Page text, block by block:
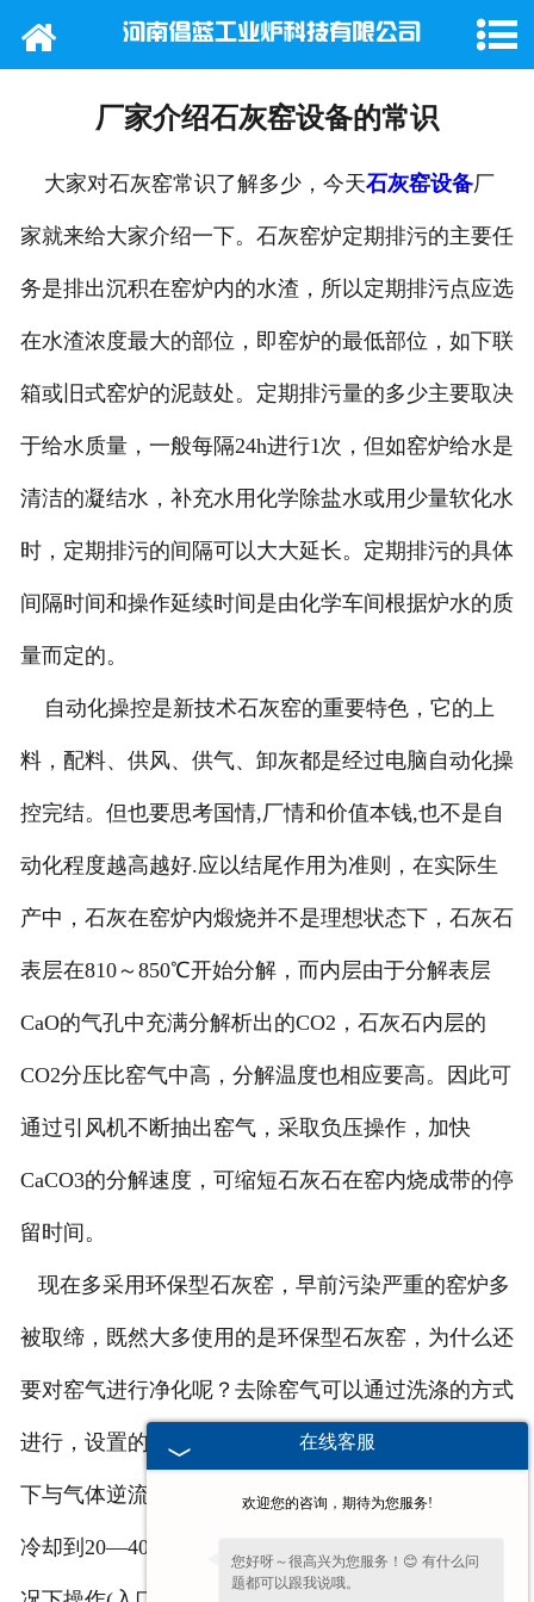
网站首页
新闻动态
行业新闻
工程案例
联系我们
厂家介绍石灰窑设备的常识
大家对石灰窑常识了解多少，今天石灰窑设备厂
家就来给大家介绍一下。石灰窑炉定期排污的主要任
务是排出沉积在窑炉内的水渣，所以定期排污点应选
在水渣浓度最大的部位，即窑炉的最低部位，如下联
箱或旧式窑炉的泥鼓处。定期排污量的多少主要取决
于给水质量，一般每隔24h进行1次，但如窑炉给水是
清洁的凝结水，补充水用化学除盐水或用少量软化水
时，定期排污的间隔可以大大延长。定期排污的具体
间隔时间和操作延续时间是由化学车间根据炉水的质
量而定的。
自动化操控是新技术石灰窑的重要特色，它的上
料，配料、供风、供气、卸灰都是经过电脑自动化操
控完结。但也要思考国情,厂情和价值本钱,也不是自
动化程度越高越好.应以结尾作用为准则，在实际生
产中，石灰在窑炉内煅烧并不是理想状态下，石灰石
表层在810～850℃开始分解，而内层由于分解表层
CaO的气孔中充满分解析出的CO2，石灰石内层的
CO2分压比窑气中高，分解温度也相应要高。因此可
通过引风机不断抽出窑气，采取负压操作，加快
CaCO3的分解速度，可缩短石灰石在窑内烧成带的停
留时间。
现在多采用环保型石灰窑，早前污染严重的窑炉多
被取缔，既然大多使用的是环保型石灰窑，为什么还
要对窑气进行净化呢？去除窑气可以通过洗涤的方式
进行，设置的窑气洗涤塔内充磁环或焦炭水由顶上流
下与气体逆流流动，将灰尘洗掉，且使气体由200℃
冷却到20—40℃。填充塔阻力很小。在少许减压的情
在线客服
欢迎您的咨询，期待为您服务!
您好呀～很高兴为您服务！😊 有什么问
题都可以跟我说哦。